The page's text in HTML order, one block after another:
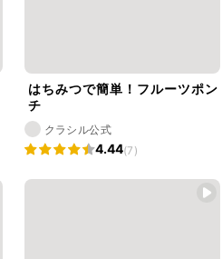
はちみつで簡単！フルーツポン
チ
クラシル公式
4.44(7)